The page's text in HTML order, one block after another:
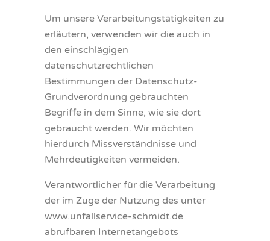
Um unsere Verarbeitungstätigkeiten zu
erläutern, verwenden wir die auch in
den einschlägigen
datenschutzrechtlichen
Bestimmungen der Datenschutz-
Grundverordnung gebrauchten
Begriffe in dem Sinne, wie sie dort
gebraucht werden. Wir möchten
hierdurch Missverständnisse und
Mehrdeutigkeiten vermeiden.
Verantwortlicher für die Verarbeitung
der im Zuge der Nutzung des unter
www.unfallservice-schmidt.de
abrufbaren Internetangebots